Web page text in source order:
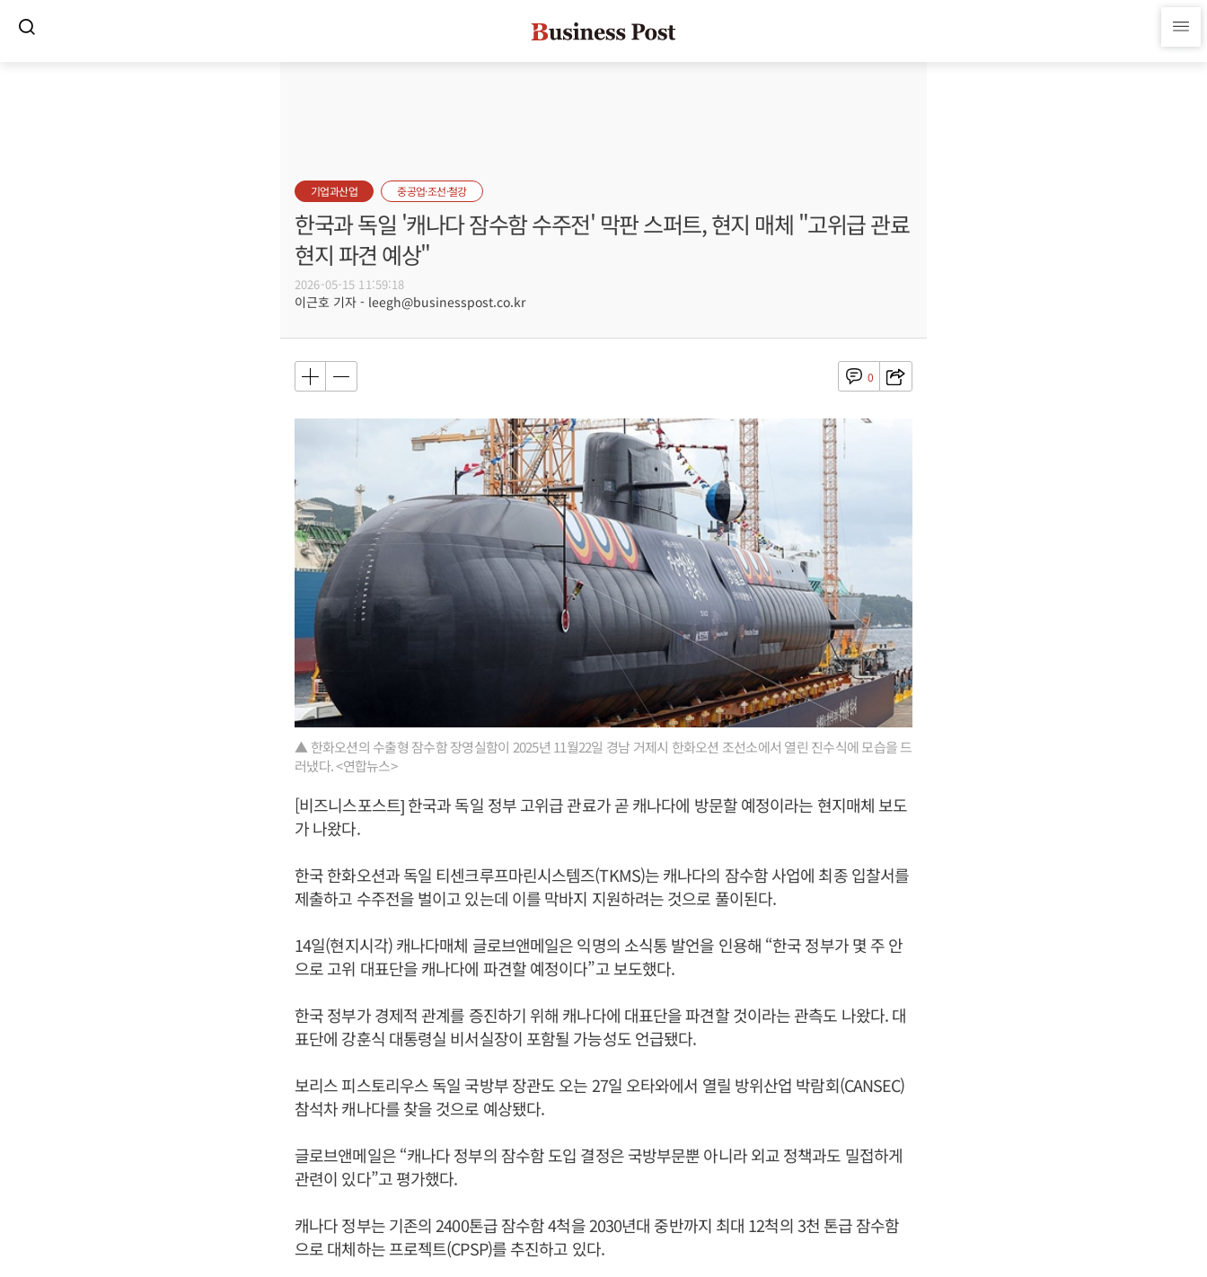
기업과산업 중공업·조선·철강
한국과 독일 '캐나다 잠수함 수주전' 막판 스퍼트, 현지 매체 "고위급 관료
현지 파견 예상"
2026-05-15 11:59:18
이근호 기자 - leegh@businesspost.co.kr
0
▲ 한화오션의 수출형 잠수함 장영실함이 2025년 11월22일 경남 거제시 한화오션 조선소에서 열린 진수식에 모습을 드
러냈다. <연합뉴스>
[비즈니스포스트] 한국과 독일 정부 고위급 관료가 곧 캐나다에 방문할 예정이라는 현지매체 보도
가 나왔다.
한국 한화오션과 독일 티센크루프마린시스템즈(TKMS)는 캐나다의 잠수함 사업에 최종 입찰서를
제출하고 수주전을 벌이고 있는데 이를 막바지 지원하려는 것으로 풀이된다.
14일(현지시각) 캐나다매체 글로브앤메일은 익명의 소식통 발언을 인용해 “한국 정부가 몇 주 안
으로 고위 대표단을 캐나다에 파견할 예정이다”고 보도했다.
한국 정부가 경제적 관계를 증진하기 위해 캐나다에 대표단을 파견할 것이라는 관측도 나왔다. 대
표단에 강훈식 대통령실 비서실장이 포함될 가능성도 언급됐다.
보리스 피스토리우스 독일 국방부 장관도 오는 27일 오타와에서 열릴 방위산업 박람회(CANSEC)
참석차 캐나다를 찾을 것으로 예상됐다.
글로브앤메일은 “캐나다 정부의 잠수함 도입 결정은 국방부문뿐 아니라 외교 정책과도 밀접하게
관련이 있다”고 평가했다.
캐나다 정부는 기존의 2400톤급 잠수함 4척을 2030년대 중반까지 최대 12척의 3천 톤급 잠수함
으로 대체하는 프로젝트(CPSP)를 추진하고 있다.